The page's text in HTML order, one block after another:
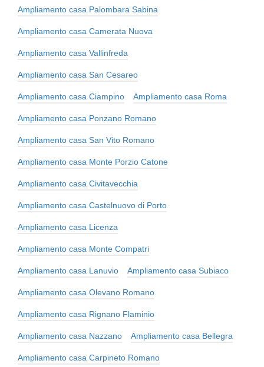
Ampliamento casa Palombara Sabina
Ampliamento casa Camerata Nuova
Ampliamento casa Vallinfreda
Ampliamento casa San Cesareo
Ampliamento casa Ciampino Ampliamento casa Roma
Ampliamento casa Ponzano Romano
Ampliamento casa San Vito Romano
Ampliamento casa Monte Porzio Catone
Ampliamento casa Civitavecchia
Ampliamento casa Castelnuovo di Porto
Ampliamento casa Licenza
Ampliamento casa Monte Compatri
Ampliamento casa Lanuvio Ampliamento casa Subiaco
Ampliamento casa Olevano Romano
Ampliamento casa Rignano Flaminio
Ampliamento casa Nazzano Ampliamento casa Bellegra
Ampliamento casa Carpineto Romano